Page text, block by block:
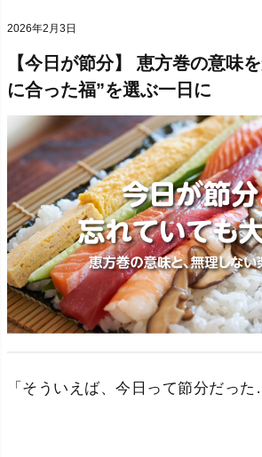
2026年2月3日
【今日が節分】 恵方巻の意味
に合った福”を選ぶ一日に
「そういえば、今日って節分だった